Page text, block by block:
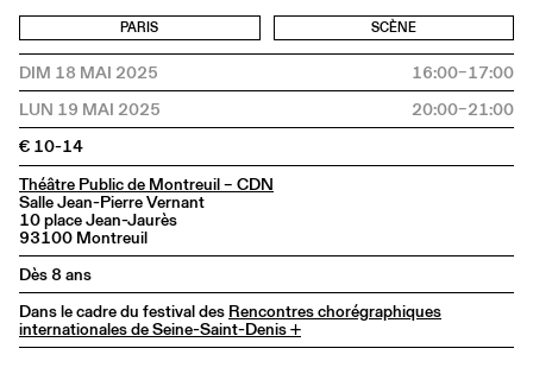
PARIS SCÈNE
DIM 18 MAI 2025
16:00–17:00
LUN 19 MAI 2025
20:00–21:00
€ 10-14
Théâtre Public de Montreuil – CDN
Salle Jean-Pierre Vernant
10 place Jean-Jaurès
93100 Montreuil
Dès 8 ans
Dans le cadre du festival des Rencontres chorégraphiques
internationales de Seine-Saint-Denis +